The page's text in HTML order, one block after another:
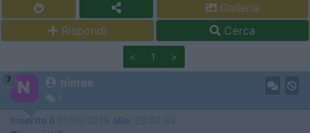
Galleria
Rispondi
Cerca
< 1 >
7 nimoe
4
Inserito il 01/06/2019 alle: 23:02:33